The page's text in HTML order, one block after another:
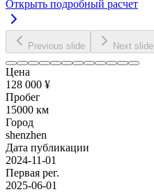
Открыть подробный расчет
Previous slide Next slide
Цена
128 000 ¥
Пробег
15000 км
Город
shenzhen
Дата публикации
2024-11-01
Первая рег.
2025-06-01